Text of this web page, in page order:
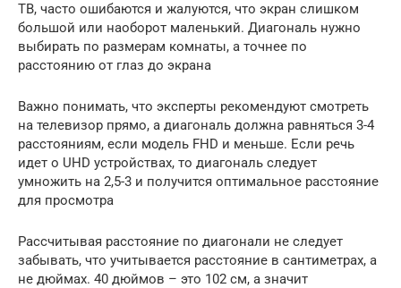
ТВ, часто ошибаются и жалуются, что экран слишком
большой или наоборот маленький. Диагональ нужно
выбирать по размерам комнаты, а точнее по
расстоянию от глаз до экрана
Важно понимать, что эксперты рекомендуют смотреть
на телевизор прямо, а диагональ должна равняться 3-4
расстояниям, если модель FHD и меньше. Если речь
идет о UHD устройствах, то диагональ следует
умножить на 2,5-3 и получится оптимальное расстояние
для просмотра
Рассчитывая расстояние по диагонали не следует
забывать, что учитывается расстояние в сантиметрах, а
не дюймах. 40 дюймов – это 102 см, а значит